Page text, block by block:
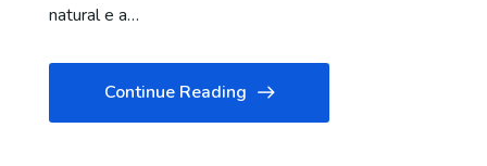
natural e a…
Continue Reading